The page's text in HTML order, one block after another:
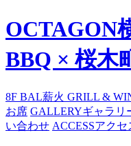
OCTAGON
BBQ × 桜木
8F BAL薪火 GRILL &
お席 GALLERYギャラリ
い合わせ ACCESSアクセ